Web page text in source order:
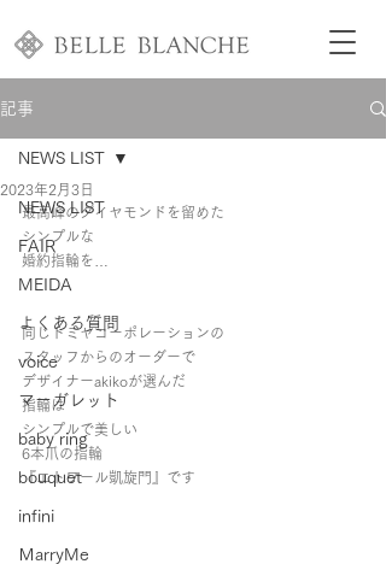
記事
NEWS LIST
FAIR
MEIDA
よくある質問
voice
マーガレット
baby ring
bouquet
infini
ＭarryMe
NEWS LIST
2023年2月3日
最高峰のダイヤモンドを留めた
シンプルな
婚約指輪を…
同じトミヤコーポレーションの
スタッフからのオーダーで
デザイナーakikoが選んだ
指輪は
シンプルで美しい
6本爪の指輪
『エトワール凱旋門』です